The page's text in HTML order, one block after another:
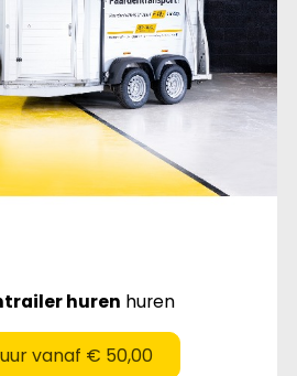
huren huren
vanaf € 50,00